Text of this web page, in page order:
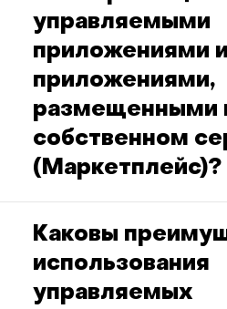
управляемыми
приложениями и
приложениями,
размещенными
собственном
(Маркетплейс)?
Каковы
использования
управляемых